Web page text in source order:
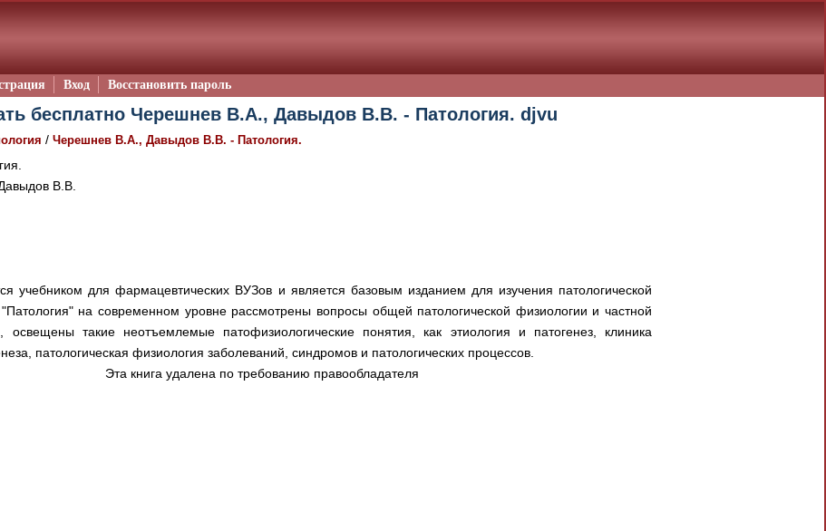
Вход Восстановить пароль
бесплатно Черешнев В.А., Давыдов В.В. - Патология. djvu
/ Черешнев В.А., Давыдов В.В. - Патология.
В.В.
учебником для фармацевтических ВУЗов и является базовым изданием для изучения патологической
на современном уровне рассмотрены вопросы общей патологической физиологии и частной
освещены такие неотъемлемые патофизиологические понятия, как этиология и патогенез, клиника
патологическая физиология заболеваний, синдромов и патологических процессов.
Эта книга удалена по требованию правообладателя